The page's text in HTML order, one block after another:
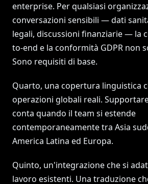
enterprise. Per qualsiasi
conversazioni sensibili — dati
legali, discussioni finanziarie — la
to-end e la conformità GDPR non
Sono requisiti di base.
Quarto, una copertura linguistica
operazioni globali reali.
conta quando il team si estende
contemporaneamente tra Asia
America Latina ed Europa.
Quinto, un'integrazione che si
lavoro esistenti. Una traduzione